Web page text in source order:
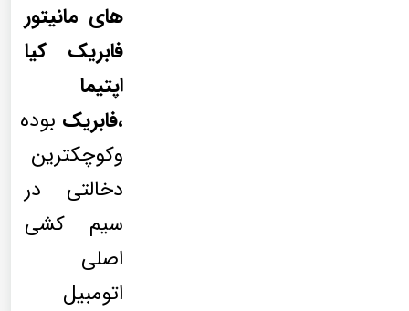
های مانیتور
فابریک کیا
اپتیما
،فابریک بوده
وکوچکترین
دخالتی در
سیم کشی
اصلی
اتومبیل